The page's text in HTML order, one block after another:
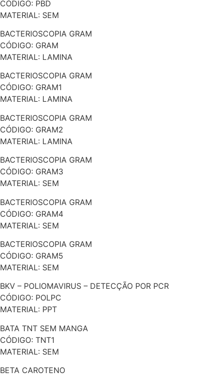
CÓDIGO: PBD
MATERIAL: SEM
BACTERIOSCOPIA GRAM
CÓDIGO: GRAM
MATERIAL: LAMINA
BACTERIOSCOPIA GRAM
CÓDIGO: GRAM1
MATERIAL: LAMINA
BACTERIOSCOPIA GRAM
CÓDIGO: GRAM2
MATERIAL: LAMINA
BACTERIOSCOPIA GRAM
CÓDIGO: GRAM3
MATERIAL: SEM
BACTERIOSCOPIA GRAM
CÓDIGO: GRAM4
MATERIAL: SEM
BACTERIOSCOPIA GRAM
CÓDIGO: GRAM5
MATERIAL: SEM
BKV – POLIOMAVIRUS – DETECÇÃO POR PCR
CÓDIGO: POLPC
MATERIAL: PPT
BATA TNT SEM MANGA
CÓDIGO: TNT1
MATERIAL: SEM
BETA CAROTENO